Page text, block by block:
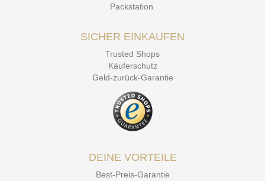
Packstation
SICHER EINKAUFEN
Trusted Shops
Käuferschutz
Geld-zurück-Garantie
DEINE VORTEILE
Best-Preis-Garantie